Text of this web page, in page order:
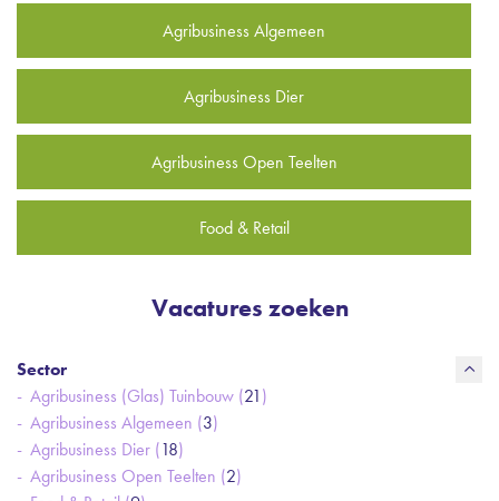
Agribusiness Algemeen
Agribusiness Dier
Agribusiness Open Teelten
Food & Retail
Vacatures zoeken
Sector
Agribusiness (Glas) Tuinbouw (21)
Agribusiness Algemeen (3)
Agribusiness Dier (18)
Agribusiness Open Teelten (2)